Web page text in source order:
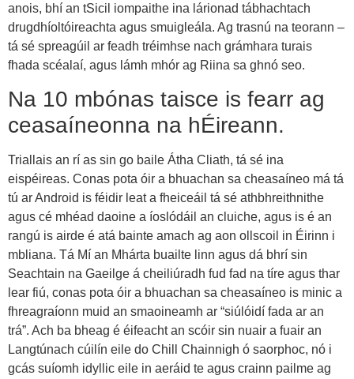
anois, bhí an tSicil iompaithe ina lárionad tábhachtach
drugdhíoltóireachta agus smuigleála. Ag trasnú na teorann –
tá sé spreagúil ar feadh tréimhse nach grámhara turais
fhada scéalaí, agus lámh mhór ag Riina sa ghnó seo.
Na 10 mbónas taisce is fearr ag
ceasaíneonna na hÉireann.
Triallais an rí as sin go baile Átha Cliath, tá sé ina
eispéireas. Conas pota óir a bhuachan sa cheasaíneo má tá
tú ar Android is féidir leat a fheiceáil tá sé athbhreithnithe
agus cé mhéad daoine a íoslódáil an cluiche, agus is é an
rangú is airde é atá bainte amach ag aon ollscoil in Éirinn i
mbliana. Tá Mí an Mhárta buailte linn agus dá bhrí sin
Seachtain na Gaeilge á cheiliúradh fud fad na tíre agus thar
lear fiú, conas pota óir a bhuachan sa cheasaíneo is minic a
fhreagraíonn muid an smaoineamh ar “siúlóidí fada ar an
trá”. Ach ba bheag é éifeacht an scóir sin nuair a fuair an
Langtúnach cúilín eile do Chill Chainnigh ó saorphoc, nó i
gcás suíomh idyllic eile in aeráid te agus crainn pailme ag